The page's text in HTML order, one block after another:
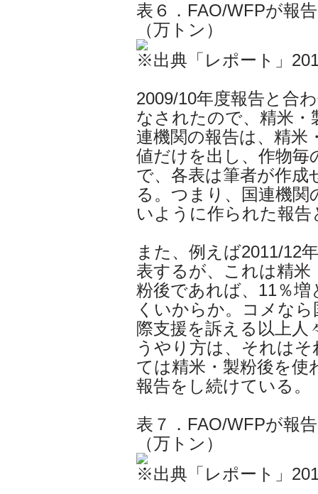
表６．FAO/WFPが報
（万トン）
※出典「レポート」
2009/10年度報告と合
なされたので、精米・
連機関の報告は、精米
値だけを出し、作物毎
で、各表は筆者が作
る。つまり、国連機
いように作られた報
また、例えば2011/12
表するが、これは精米
粉後であれば、11％
くいからか。コメな
際支援を訴える以上
うやり方は、それは
ては精米・製粉後を使
報告をし続けている。
表７．FAO/WFPが報
（万トン）
※出典「レポート」